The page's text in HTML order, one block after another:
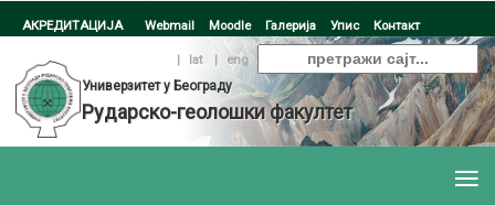
АКРЕДИТАЦИЈА Webmail Moodle Галерија Упис Контакт
| lat |
eng
Универзитет у Београду
Рударско-геолошки факултет